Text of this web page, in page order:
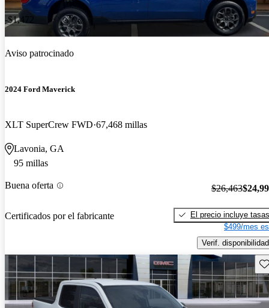
-$1,472
Aviso patrocinado
2024 Ford Maverick
XLT SuperCrew FWD 67,468 millas
Lavonia, GA
95 millas
Buena oferta
Certificados por el fabricante
$26,463
El precio incluye tasas
$499/mes
Verif. disponibilidad